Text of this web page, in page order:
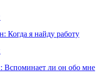
Когда я найду работу
Вспоминает ли он обо мне